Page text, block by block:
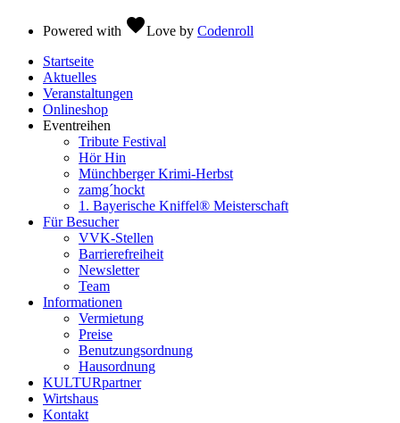
Powered with favoriteLove by Codenroll
Startseite
Aktuelles
Veranstaltungen
Onlineshop
Eventreihen
Tribute Festival
Hör Hin
Münchberger Krimi-Herbst
zamg´hockt
1. Bayerische Kniffel® Meisterschaft
Für Besucher
VVK-Stellen
Barrierefreiheit
Newsletter
Team
Informationen
Vermietung
Preise
Benutzungsordnung
Hausordnung
KULTURpartner
Wirtshaus
Kontakt